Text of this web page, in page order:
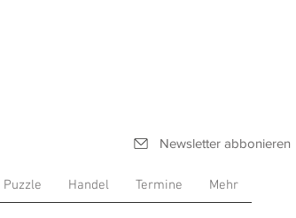
Newsletter abbonieren
Puzzle Handel Termine Mehr